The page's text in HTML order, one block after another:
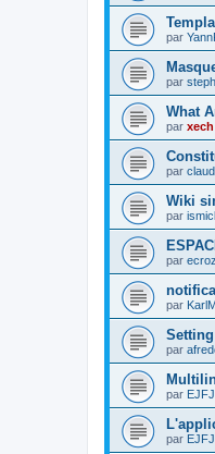
par
par
What
par xech
par
Wiki
par
par
par
par
par
par